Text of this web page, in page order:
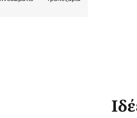
ανάγκες.